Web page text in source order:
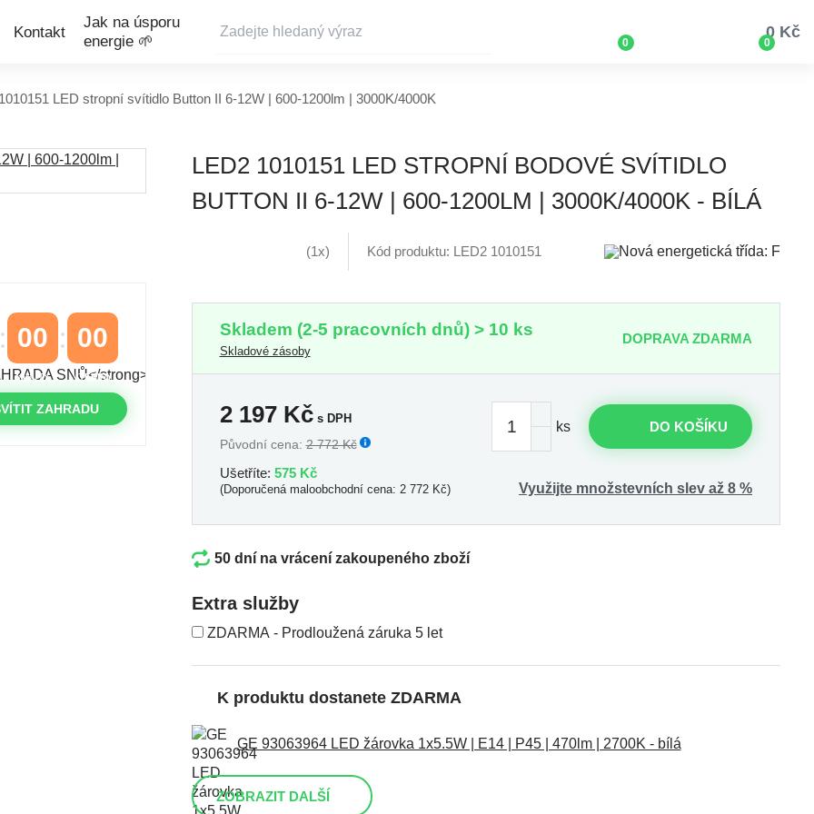
Kontakt
Jak na úsporu
energie 🌱
0 0
0 Kč
LED stropní svítidlo Button II 6-12W | 600-1200lm | 3000K/4000K
LED2 1010151 LED STROPNÍ BODOVÉ SVÍTIDLO
BUTTON II 6-12W | 600-1200LM | 3000K/4000K - BÍLÁ
00
MINUTY
00
VTEŘINY
ZAHRADU
(1x) Kód produktu: LED2 1010151
Skladem (2-5 pracovních dnů) > 10 ks
Skladové zásoby
DOPRAVA ZDARMA
2 197Kčs DPH
Původní cena:2 772 Kč
Ušetříte: 575 Kč
(Doporučená maloobchodní cena: 2 772 Kč)
ks DO KOŠÍKU
Využijte množstevních slev až 8 %
50 dní na vrácení zakoupeného zboží
Extra služby
ZDARMA - Prodloužená záruka 5 let
K produktu dostanete ZDARMA
GE 93063964 LED žárovka 1x5.5W | E14 | P45 | 470lm | 2700K - bílá
ZOBRAZIT DALŠÍ